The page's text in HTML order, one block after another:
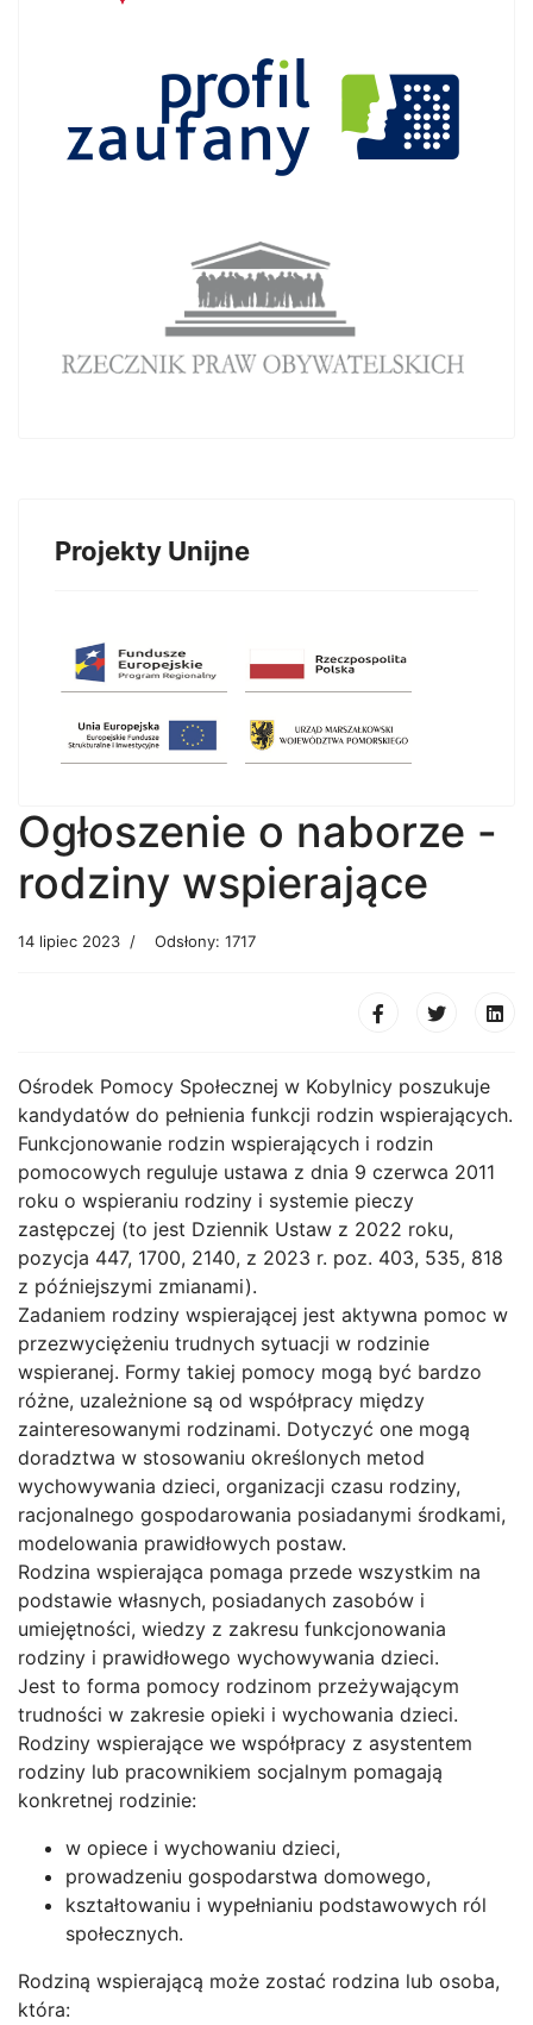
Projekty Unijne
Ogłoszenie o naborze -
rodziny wspierające
14 lipiec 2023 Odsłony: 1717
Ośrodek Pomocy Społecznej w Kobylnicy poszukuje
kandydatów do pełnienia funkcji rodzin wspierających.
Funkcjonowanie rodzin wspierających i rodzin
pomocowych reguluje ustawa z dnia 9 czerwca 2011
roku o wspieraniu rodziny i systemie pieczy
zastępczej (to jest Dziennik Ustaw z 2022 roku,
pozycja 447, 1700, 2140, z 2023 r. poz. 403, 535, 818
z późniejszymi zmianami).
Zadaniem rodziny wspierającej jest aktywna pomoc w
przezwyciężeniu trudnych sytuacji w rodzinie
wspieranej. Formy takiej pomocy mogą być bardzo
różne, uzależnione są od współpracy między
zainteresowanymi rodzinami. Dotyczyć one mogą
doradztwa w stosowaniu określonych metod
wychowywania dzieci, organizacji czasu rodziny,
racjonalnego gospodarowania posiadanymi środkami,
modelowania prawidłowych postaw.
Rodzina wspierająca pomaga przede wszystkim na
podstawie własnych, posiadanych zasobów i
umiejętności, wiedzy z zakresu funkcjonowania
rodziny i prawidłowego wychowywania dzieci.
Jest to forma pomocy rodzinom przeżywającym
trudności w zakresie opieki i wychowania dzieci.
Rodziny wspierające we współpracy z asystentem
rodziny lub pracownikiem socjalnym pomagają
konkretnej rodzinie:
w opiece i wychowaniu dzieci,
prowadzeniu gospodarstwa domowego,
kształtowaniu i wypełnianiu podstawowych ról
społecznych.
Rodziną wspierającą może zostać rodzina lub osoba,
która: